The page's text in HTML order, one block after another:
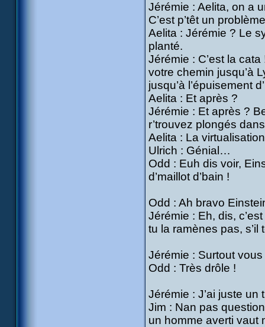
Jérémie : Aelita, on a
C’est p’têt un
Aelita : Jérémie ? Le
planté.
Jérémie : C’est la
votre chemin jusqu’à
jusqu’à l’épuisement
Aelita : Et après ?
Jérémie : Et après ?
r’trouvez plongés
Aelita : La
Ulrich : Génial…
Odd : Euh dis voir,
d’maillot d’bain !
Odd : Ah bravo
Jérémie : Eh, dis,
tu la ramènes pas, s’il
Jérémie : Surtout vous
Odd : Très drôle !
Jérémie : J’ai juste
Jim : Nan pas
un homme averti vaut